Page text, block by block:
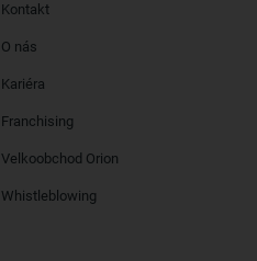
Kontakt
O nás
Kariéra
Franchising
Velkoobchod Orion
Whistleblowing